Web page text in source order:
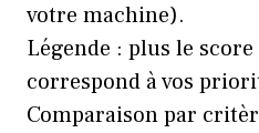
votre machine).
Légende : plus le
correspond à vos
Comparaison par